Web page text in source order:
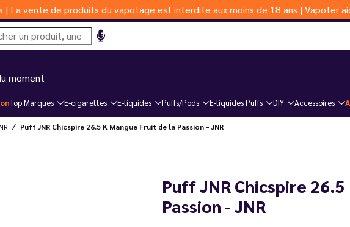
| La vente de produits du vapotage est interdite aux moins de 18 ans | Vapoter
moment
Top Marques E-cigarettes E-liquides Puffs/Pods E-liquides Puffs DIY Accessoires
Puff JNR Chicspire 26.5 K Mangue Fruit de la Passion - JNR
Puff JNR Chicspire
Passion - JNR